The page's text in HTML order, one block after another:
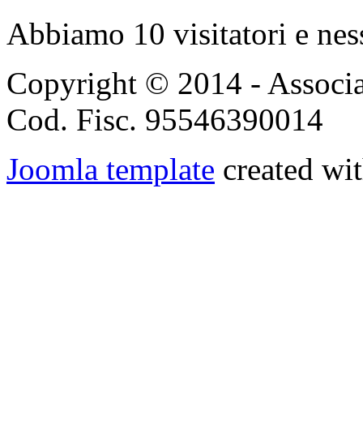
Abbiamo 10 visitatori e
Copyright © 2014 -
Cod. Fisc. 95546390014
Joomla template created